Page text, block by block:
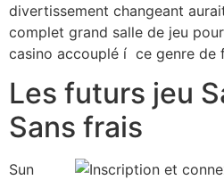
divertissement changeant
complet grand salle de jeu
casino accouplé í ce genre de
Les futurs jeu
Sans frais
Sun